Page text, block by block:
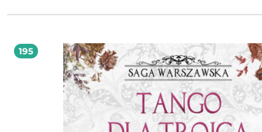
wodociągów i kanalizacji, Międzynarodowe Towarzystwo Telefonów Bella
konny tramwaj, a wszystko to uwiecznia na swoich zdjęciach prekursor
fotografii i wynalazca rewolweru fotograficznego, Konrad Brandel. Autorka
prowadzi czytelnika poprzez meandry polskiej historii, łamiąc przy tym
Błyskotliwa fabuła oraz wspaniale nakreślony obraz społeczeństwa i
relacji to największe atuty tej sagi. Polecam z całego serca. Edyta Świętek, autorka sag:
Spacer Aleją Róż, Sandomierskie wzgórza, Saga krynickawzgórza, Saga krynicka
195